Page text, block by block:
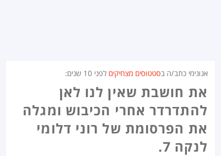
אנונימי כתב/ה בסטטוסים מצחיקים לפני 10 שנים :
את חושבת שאין לנו לאן
להתדרדר אחרי הכיבוש ומגלה
את הפרסומת של רוני דלומי
לנקה 7.